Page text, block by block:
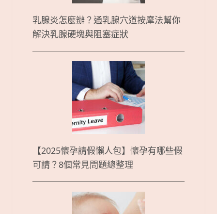
乳腺炎怎麼辦？通乳腺穴道按摩法幫你
解決乳腺硬塊與阻塞症狀
【2025懷孕請假懶人包】懷孕有哪些假
可請？8個常見問題總整理